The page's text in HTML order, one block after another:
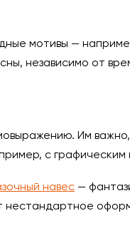
мотивы —
независимо от
Им
с
навес —
нестандартное